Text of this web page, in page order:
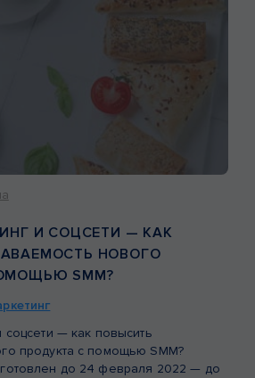
И СОЦСЕТИ — КАК
НОВОГО
SMM?
— как повысить
продукта с помощью SMM?
до 24 февраля 2022 — до